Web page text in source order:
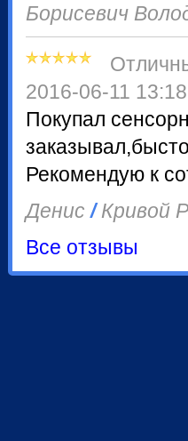
Борисевич
2016-06-11 13:18
Покупал
Рекомендую к
Денис/Кривой
Все отзывы